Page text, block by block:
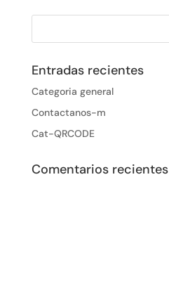
Entradas recientes
Categoria general
Contactanos-m
Cat-QRCODE
Comentarios recientes